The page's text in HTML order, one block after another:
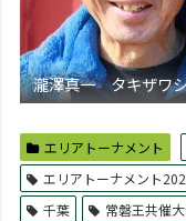
瀧澤真一 タキザワ
エリアトーナメント
エリアトーナメント
千葉
常磐王共催